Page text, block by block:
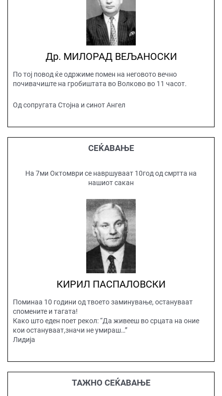
Др. МИЛОРАД ВЕЉАНОСКИ
По тој повод ќе одржиме помен на неговото вечно
почивачиште на гробиштата во Волково во 11 часот.
Од сопругата Стојна и синот Ангел
СЕЌАВАЊЕ
На 7ми Октомври се навршуваат 10год од смртта на
нашиот сакан
КИРИЛ ПАСПАЛОВСКИ
Поминаа 10 години од твоето заминување, остануваат
спомените и тагата!
Како што еден поет рекол: “Да живееш во срцата на оние
кои остануваат,значи не умираш…”
Лидија
ТАЖНО СЕЌАВАЊЕ